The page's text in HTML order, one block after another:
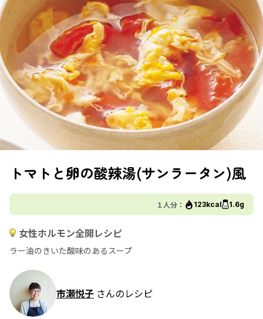
トマトと卵の酸辣湯(サンラータン)風
１人分： 123kcal 1.6g
女性ホルモン全開レシピ
ラー油のきいた酸味のあるスープ
市瀬悦子 さんのレシピ